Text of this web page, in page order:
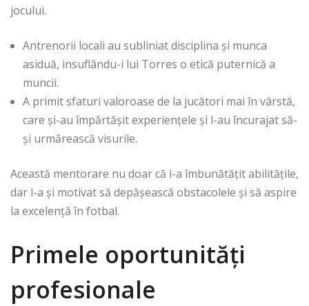
jocului.
Antrenorii locali au subliniat disciplina și munca
asiduă, insuflându-i lui Torres o etică puternică a
muncii.
A primit sfaturi valoroase de la jucători mai în vârstă,
care și-au împărtășit experiențele și l-au încurajat să-
și urmărească visurile.
Această mentorare nu doar că i-a îmbunătățit abilitățile,
dar l-a și motivat să depășească obstacolele și să aspire
la excelență în fotbal.
Primele oportunități
profesionale